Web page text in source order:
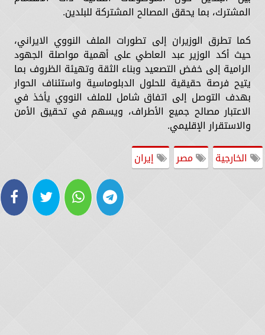
المشترك، بما يحقق المصالح المشتركة للبلدين.
كما تطرق الوزيران إلى تطورات الملف النووي الايراني،
حيث أكد الوزير عبد العاطي على أهمية مواصلة الجهود
الرامية إلى خفض التصعيد وبناء الثقة وتهيئة الظروف بما
يتيح فرصة حقيقية للحلول الدبلوماسية واستئناف الحوار
بهدف التوصل إلى اتفاق شامل للملف النووي يأخذ في
الاعتبار مصالح جميع الأطراف، ويسهم في تحقيق الأمن
والاستقرار الإقليمي.
الخارجية
مصر إيران